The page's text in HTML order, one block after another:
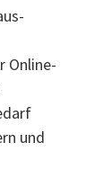
Online-
und